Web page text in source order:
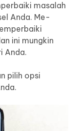
masalah
Anda. Me-
ini mungkin
Anda.
pilih opsi